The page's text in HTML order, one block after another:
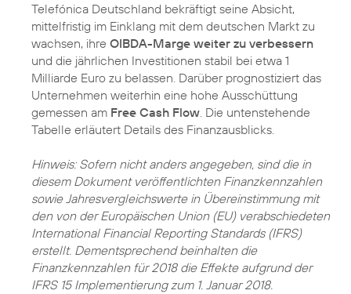
Telefónica Deutschland bekräftigt seine Absicht,
mittelfristig im Einklang mit dem deutschen Markt zu
wachsen, ihre OIBDA-Marge weiter zu verbessern
und die jährlichen Investitionen stabil bei etwa 1
Milliarde Euro zu belassen. Darüber prognostiziert das
Unternehmen weiterhin eine hohe Ausschüttung
gemessen am Free Cash Flow. Die untenstehende
Tabelle erläutert Details des Finanzausblicks.
Hinweis: Sofern nicht anders angegeben, sind die in
diesem Dokument veröffentlichten Finanzkennzahlen
sowie Jahresvergleichswerte in Übereinstimmung mit
den von der Europäischen Union (EU) verabschiedeten
International Financial Reporting Standards (IFRS)
erstellt. Dementsprechend beinhalten die
Finanzkennzahlen für 2018 die Effekte aufgrund der
IFRS 15 Implementierung zum 1. Januar 2018.